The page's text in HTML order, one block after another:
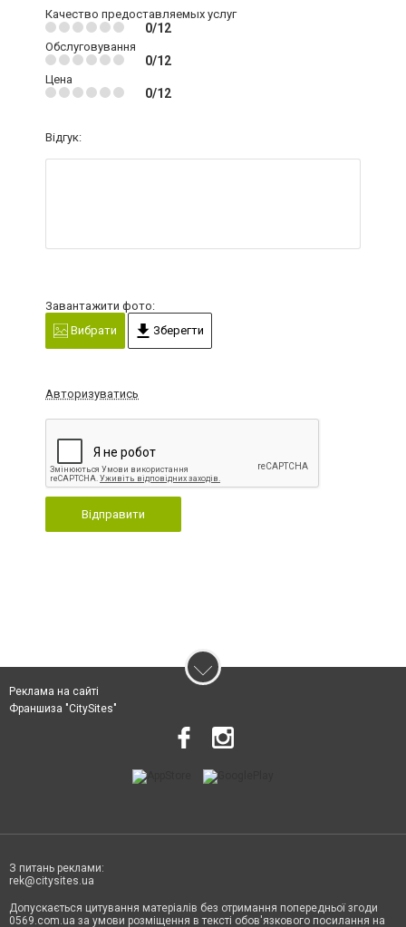
Качество предоставляемых услуг
0/12
Обслуговування
0/12
Цена
0/12
Відгук:
Завантажити фото:
Вибрати
Зберегти
Авторизуватись
Відправити
Реклама на сайті
Франшиза "CitySites"
З питань реклами:
rek@citysites.ua
Допускається цитування матеріалів без отримання попередньої згоди
0569.com.ua за умови розміщення в тексті обов'язкового посилання на